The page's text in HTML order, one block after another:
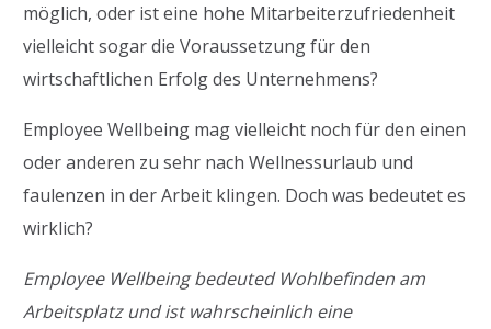
möglich, oder ist eine hohe Mitarbeiterzufriedenheit
vielleicht sogar die Voraussetzung für den
wirtschaftlichen Erfolg des Unternehmens?
Employee Wellbeing mag vielleicht noch für den einen
oder anderen zu sehr nach Wellnessurlaub und
faulenzen in der Arbeit klingen. Doch was bedeutet es
wirklich?
Employee Wellbeing bedeuted Wohlbefinden am
Arbeitsplatz und ist wahrscheinlich eine